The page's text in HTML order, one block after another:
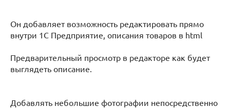
Он добавляет возможность редактировать прямо
внутри 1С Предприятие, описания товаров в html
Предварительный просмотр в редакторе как будет
выглядеть описание.
Добавлять небольшие фотографии непосредственно